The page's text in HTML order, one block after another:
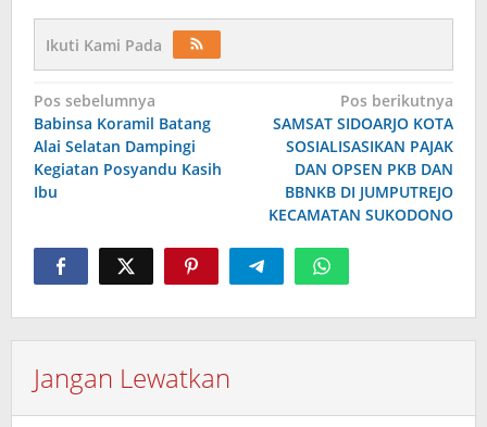
Ikuti Kami Pada
Navigasi
pos
Pos sebelumnya
Babinsa Koramil Batang
Alai Selatan Dampingi
Kegiatan Posyandu Kasih
Ibu
Pos berikutnya
SAMSAT SIDOARJO KOTA
SOSIALISASIKAN PAJAK
DAN OPSEN PKB DAN
BBNKB DI JUMPUTREJO
KECAMATAN SUKODONO
Jangan Lewatkan